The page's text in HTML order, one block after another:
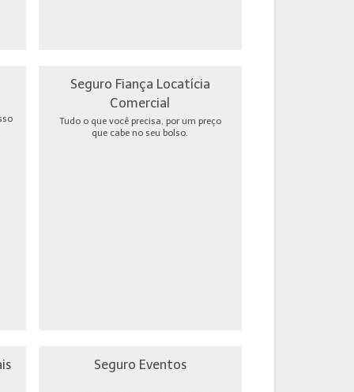
Seguro Fiança Locatícia
Comercial
Tudo o que você precisa, por um preço
que cabe no seu bolso.
Seguro Eventos